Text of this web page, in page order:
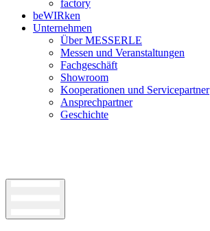
factory
beWIRken
Unternehmen
Über MESSERLE
Messen und Veranstaltungen
Fachgeschäft
Showroom
Kooperationen und Servicepartner
Ansprechpartner
Geschichte